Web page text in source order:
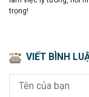
trọng!
VIẾT BÌNH